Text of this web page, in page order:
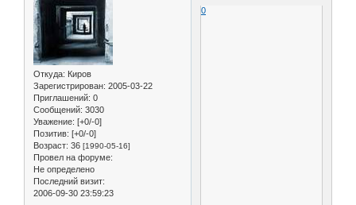
Откуда: Киров
Зарегистрирован: 2005-03-22
Приглашений: 0
Сообщений: 3030
Уважение: [+0/-0]
Позитив: [+0/-0]
Возраст: 36 [1990-05-16]
Провел на форуме:
Не определено
Последний визит:
2006-09-30 23:59:23
0